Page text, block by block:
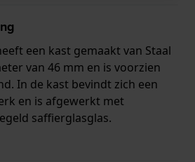
een kast gemaakt van Staal
van 46 mm en is voorzien
In de kast bevindt zich een
en is afgewerkt met
saffierglasglas.